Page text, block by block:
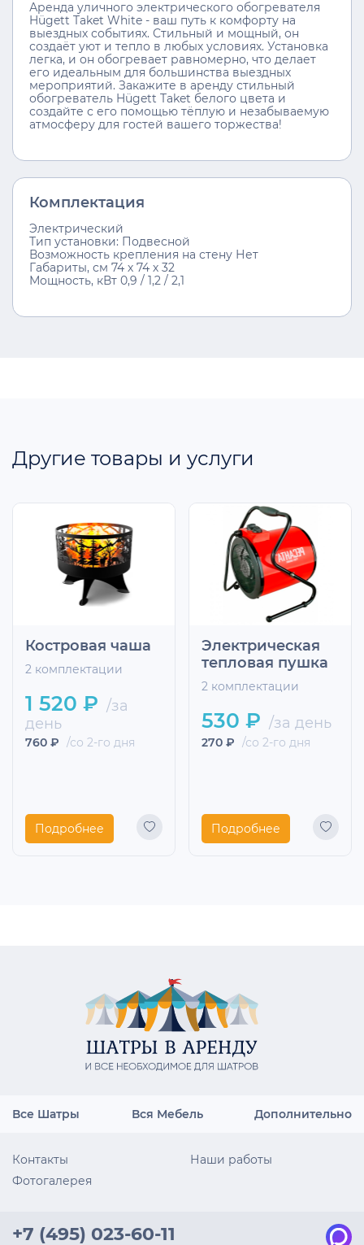
Аренда уличного электрического обогревателя
Hügett Taket White - ваш путь к комфорту на
выездных событиях. Стильный и мощный, он
создаёт уют и тепло в любых условиях. Установка
легка, и он обогревает равномерно, что делает
его идеальным для большинства выездных
мероприятий. Закажите в аренду стильный
обогреватель Hügett Taket белого цвета и
создайте с его помощью тёплую и незабываемую
атмосферу для гостей вашего торжества!
Комплектация
Электрический
Тип установки: Подвесной
Возможность крепления на стену Нет
Габариты, см 74 х 74 х 32
Мощность, кВт 0,9 / 1,2 / 2,1
Другие товары и услуги
Костровая чаша
2 комплектации
1 520 ₽ /за
день
760 ₽ /со 2-го дня
Подробнее
Электрическая
тепловая пушка
2 комплектации
530 ₽ /за день
270 ₽ /со 2-го дня
Подробнее
Все Шатры Вся Мебель Дополнительно
Контакты
Наши работы
Фотогалерея
+7 (495) 023-60-11